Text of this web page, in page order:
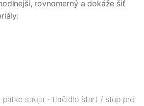
rovnomerný a dokáže šiť
pätke stroja - tlačidlo štart / stop pre